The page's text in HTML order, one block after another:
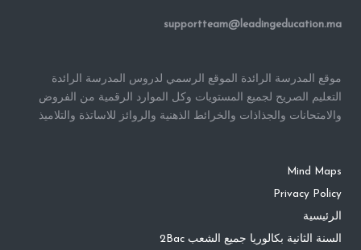
supportteam@leadingeducation.ma
موقع المدرسة الرائدة الموقع الرسمي لدروس المدرسة الرائدة
التعليم الصريح لجميع المستويات وكل الموارد الرقمية من الفروض
والامتحانات والجذاذات والخرائط الذهنية والروائز للاساتذة والتلاميذ
Mind Maps
Privacy Policy
الرئيسية
السنة الثانية بكالوريا جميع الشعب 2Bac